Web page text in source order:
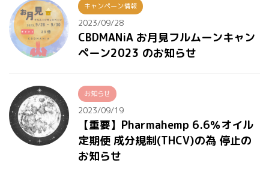
キャンペーン情報
2023/09/28
CBDMANiA お月見フルムーンキャン
ペーン2023 のお知らせ
お知らせ
2023/09/19
【重要】Pharmahemp 6.6％オイル
定期便 成分規制(THCV)の為 停止の
お知らせ